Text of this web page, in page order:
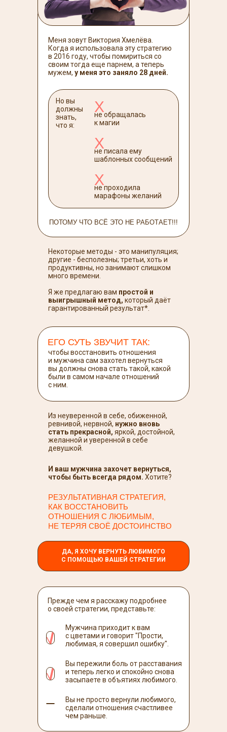
ДА, Я ХОЧУ ВЕРНУТЬ ЛЮБИМОГО
С ПОМОЩЬЮ ВАШЕЙ СТРАТЕГИИ
РЕЗУЛЬТАТИВНАЯ СТРАТЕГИЯ,
КАК ВОССТАНОВИТЬ
ОТНОШЕНИЯ С ЛЮБИМЫМ,
НЕ ТЕРЯЯ СВОЁ ДОСТОИНСТВО
И ваш мужчина захочет вернуться,
чтобы быть всегда рядом. Хотите?
Из неуверенной в себе, обиженной,
ревнивой, нервной, нужно вновь
стать прекрасной, яркой, достойной,
желанной и уверенной в себе
девушкой.
чтобы восстановить отношения
и мужчина сам захотел вернуться
вы должны снова стать такой, какой
были в самом начале отношений
с ним.
ЕГО СУТЬ ЗВУЧИТ ТАК:
ПОТОМУ ЧТО ВСЁ ЭТО НЕ РАБОТАЕТ!!!
Х
Х
Х
не проходила
марафоны желаний
не обращалась
к магии
не писала ему
шаблонных сообщений
Но вы
должны
знать,
что я:
Некоторые методы - это манипуляция;
другие - бесполезны; третьи, хоть и
продуктивны, но занимают слишком
много времени.
Я же предлагаю вам простой и
выигрышный метод, который даёт
гарантированный результат*.
Меня зовут Виктория Хмелёва.
Когда я использовала эту стратегию
в 2016 году, чтобы помириться со
своим тогда еще парнем, а теперь
мужем, у меня это заняло 28 дней.
Вы не просто вернули любимого,
сделали отношения счастливее
чем раньше.
Вы пережили боль от расставания
и теперь легко и спокойно снова
засыпаете в объятиях любимого.
Мужчина приходит к вам
с цветами и говорит "Прости,
любимая, я совершил ошибку".
Прежде чем я расскажу подробнее
о своей стратегии, представьте: